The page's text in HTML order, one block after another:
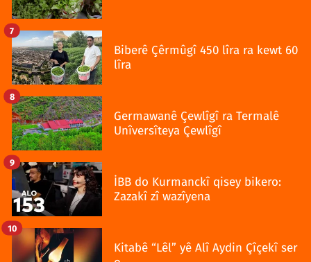
Biberê Çêrmûgî 450 lîra ra kewt 60
lîra
7
Germawanê Çewlîgî ra Termalê
Unîversîteya Çewlîgî
8
İBB do Kurmanckî qisey bikero:
Zazakî zî wazîyena
9
Kitabê “Lêl” yê Alî Aydin Çîçekî ser
10